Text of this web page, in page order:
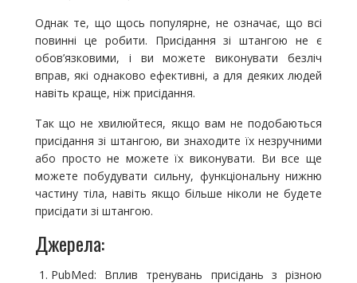
Однак те, що щось популярне, не означає, що всі
повинні це робити. Присідання зі штангою не є
обов’язковими, і ви можете виконувати безліч
вправ, які однаково ефективні, а для деяких людей
навіть краще, ніж присідання.
Так що не хвилюйтеся, якщо вам не подобаються
присідання зі штангою, ви знаходите їх незручними
або просто не можете їх виконувати. Ви все ще
можете побудувати сильну, функціональну нижню
частину тіла, навіть якщо більше ніколи не будете
присідати зі штангою.
Джерела:
PubMed: Вплив тренувань присідань з різною